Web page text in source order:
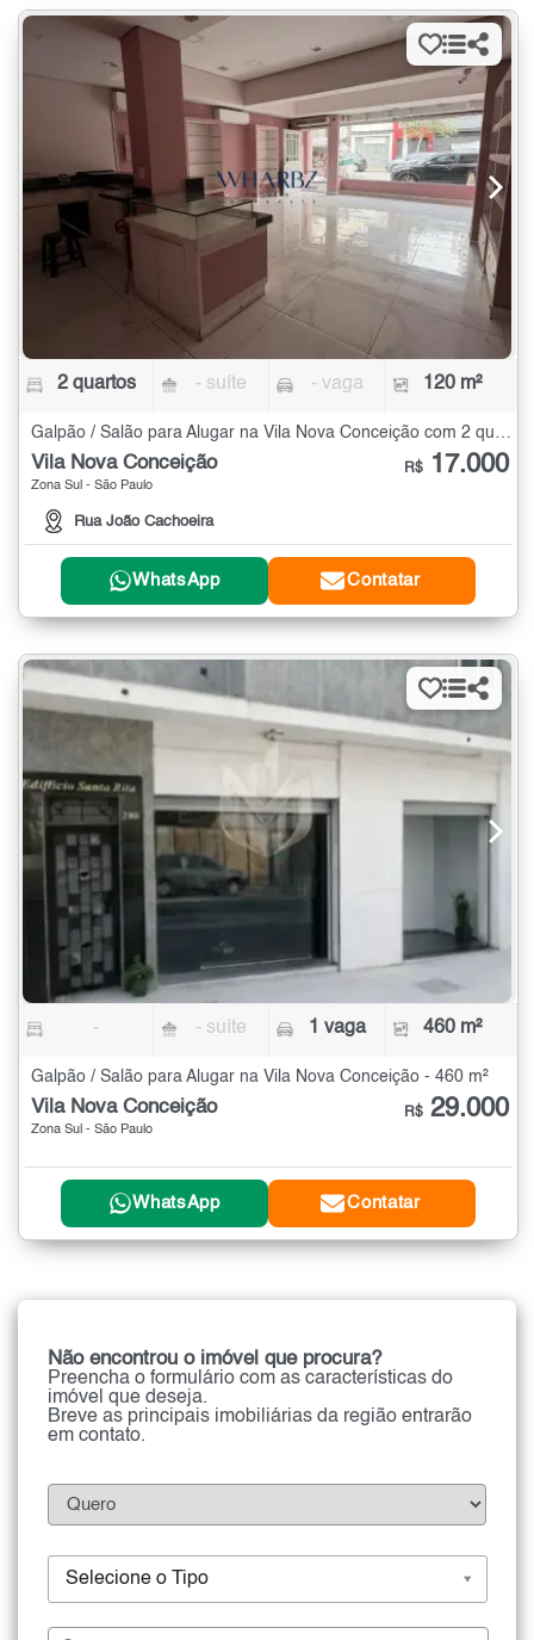
2 quartos - suíte - vaga 120 m²
Galpão / Salão para Alugar na Vila Nova Conceição com 2 quartos - 120 m²
Vila Nova Conceição
Zona Sul - São Paulo
Rua João Cachoeira
R$ 17.000
WhatsApp Contatar
- - suíte 1 vaga 460 m²
Galpão / Salão para Alugar na Vila Nova Conceição - 460 m²
Vila Nova Conceição
Zona Sul - São Paulo
R$ 29.000
WhatsApp Contatar
Não encontrou o imóvel que procura?
Preencha o formulário com as características do
imóvel que deseja.
Breve as principais imobiliárias da região entrarão
em contato.
Selecione o Tipo